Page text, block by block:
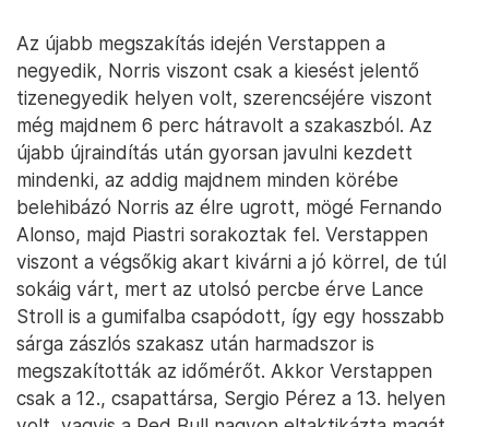
Az újabb megszakítás idején Verstappen a
negyedik, Norris viszont csak a kiesést jelentő
tizenegyedik helyen volt, szerencséjére viszont
még majdnem 6 perc hátravolt a szakaszból. Az
újabb újraindítás után gyorsan javulni kezdett
mindenki, az addig majdnem minden körébe
belehibázó Norris az élre ugrott, mögé Fernando
Alonso, majd Piastri sorakoztak fel. Verstappen
viszont a végsőkig akart kivárni a jó körrel, de túl
sokáig várt, mert az utolsó percbe érve Lance
Stroll is a gumifalba csapódott, így egy hosszabb
sárga zászlós szakasz után harmadszor is
megszakították az időmérőt. Akkor Verstappen
csak a 12., csapattársa, Sergio Pérez a 13. helyen